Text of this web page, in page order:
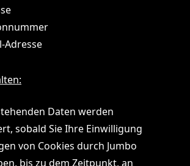
Adresse
Daten werden
sobald Sie Ihre Einwilligung
von Cookies durch Jumbo
bis zu dem Zeitpunkt, an